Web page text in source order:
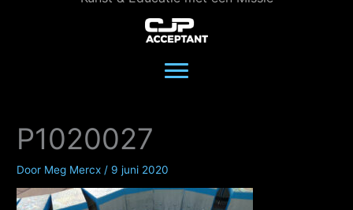
P1020027
Door Meg Mercx / 9 juni 2020